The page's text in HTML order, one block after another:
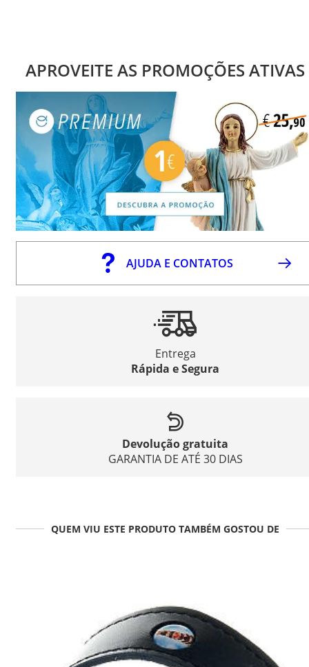
APROVEITE AS PROMOÇÕES ATIVAS
AJUDA E CONTATOS
Entrega
Rápida e Segura
Devolução gratuita
GARANTIA DE ATÉ 30 DIAS
QUEM VIU ESTE PRODUTO TAMBÉM GOSTOU DE